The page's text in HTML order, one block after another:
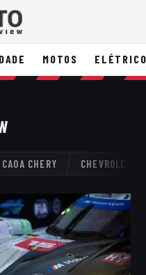
MOTOS
CAOA CHERY CHEVROLET